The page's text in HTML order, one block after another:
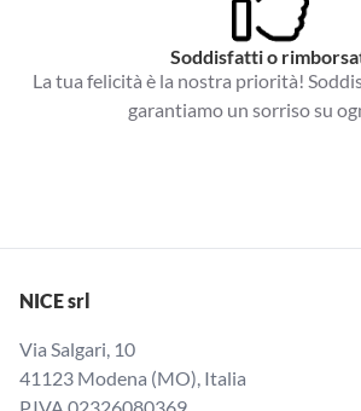
Soddisfatti o
La tua felicità è la nostra priorità!
garantiamo un sorriso su
NICE srl
Via Salgari, 10
41123 Modena (MO), Italia